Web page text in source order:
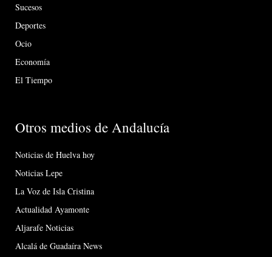
Sucesos
Deportes
Ocio
Economía
El Tiempo
Otros medios de Andalucía
Noticias de Huelva hoy
Noticias Lepe
La Voz de Isla Cristina
Actualidad Ayamonte
Aljarafe Noticias
Alcalá de Guadaíra News